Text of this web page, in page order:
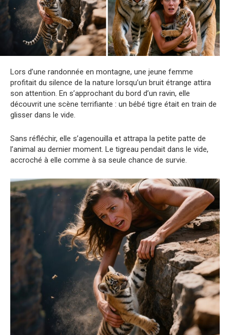
Lors d’une randonnée en montagne, une jeune femme
profitait du silence de la nature lorsqu’un bruit étrange attira
son attention. En s’approchant du bord d’un ravin, elle
découvrit une scène terrifiante : un bébé tigre était en train de
glisser dans le vide.
Sans réfléchir, elle s’agenouilla et attrapa la petite patte de
l’animal au dernier moment. Le tigreau pendait dans le vide,
accroché à elle comme à sa seule chance de survie.